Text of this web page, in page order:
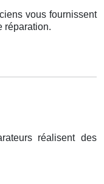
vous fournissent
réparation.
réalisent des